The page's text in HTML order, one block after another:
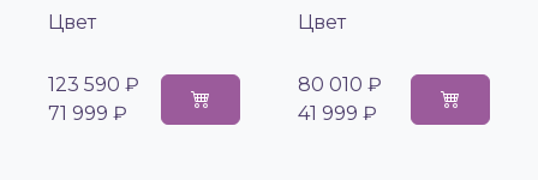
Цвет
123 590 ₽
71 999 ₽
Цвет
80 010 ₽
41 999 ₽